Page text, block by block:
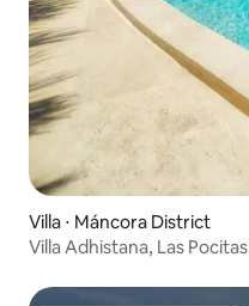
Villa ⋅ Máncora District
Villa Adhistana, Las